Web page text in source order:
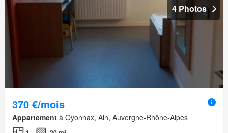
4 Photos
370 €/mois
Appartement à Oyonnax, Ain, Auvergne-Rhône-Alpes